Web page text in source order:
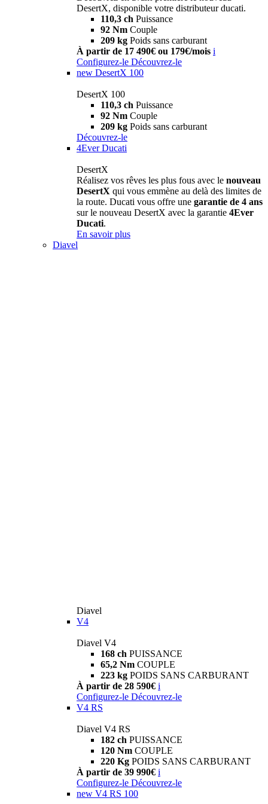
DesertX, disponible votre distributeur ducati.
110,3 ch Puissance
92 Nm Couple
209 kg Poids sans carburant
À partir de 17 490€ ou 179€/mois i
Configurez-le Découvrez-le
new DesertX 100
DesertX 100
110,3 ch Puissance
92 Nm Couple
209 kg Poids sans carburant
Découvrez-le
4Ever Ducati
DesertX
Réalisez vos rêves les plus fous avec le nouveau
DesertX qui vous emmène au delà des limites de
la route. Ducati vous offre une garantie de 4 ans
sur le nouveau DesertX avec la garantie 4Ever
Ducati.
En savoir plus
Diavel
Diavel
V4
Diavel V4
168 ch PUISSANCE
65,2 Nm COUPLE
223 kg POIDS SANS CARBURANT
À partir de 28 590€ i
Configurez-le Découvrez-le
V4 RS
Diavel V4 RS
182 ch PUISSANCE
120 Nm COUPLE
220 Kg POIDS SANS CARBURANT
À partir de 39 990€ i
Configurez-le Découvrez-le
new V4 RS 100